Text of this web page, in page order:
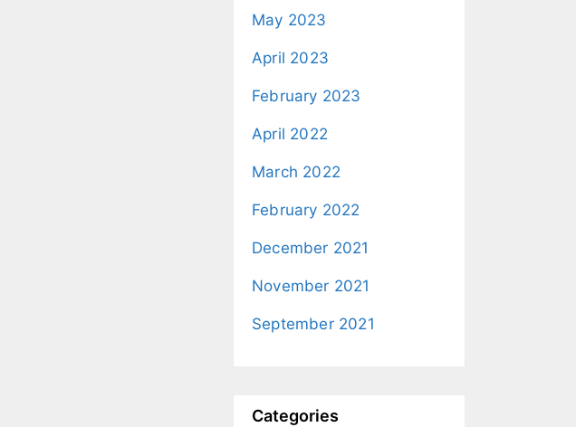
May 2023
April 2023
February 2023
April 2022
March 2022
February 2022
December 2021
November 2021
September 2021
Categories